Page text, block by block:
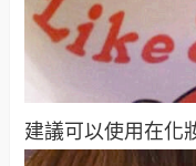
建議可以使用在化